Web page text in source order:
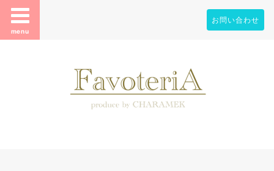
menu
お問い合わせ